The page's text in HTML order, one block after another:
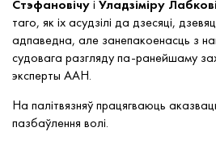
Стэфановічуі Уладзіміру
таго, як іх асудзілі да дзесяці,
адпаведна, але занепакоенасць з
судовага разгляду па-ранейшаму
эксперты ААН.
На палітвязняў працягваюць
пазбаўлення волі.